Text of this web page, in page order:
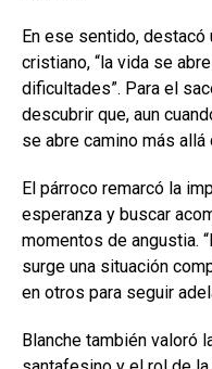
En ese sentido, destacó
cristiano, “la vida se
dificultades”. Para el
descubrir que, aun
se abre camino más
El párroco remarcó la
esperanza y buscar
momentos de angustia.
surge una situación
en otros para seguir
Blanche también valoró